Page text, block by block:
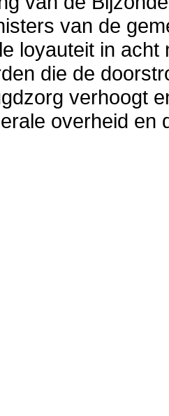
van de
loyauteit in
die de
verhoogt
overheid en